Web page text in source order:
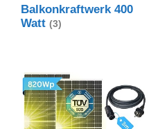
Balkonkraftwerk 400
Watt (3)